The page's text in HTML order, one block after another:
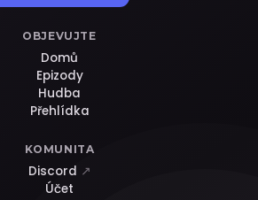
OBJEVUJTE
Domů
Epizody
Hudba
Přehlídka
KOMUNITA
Discord ↗
Účet